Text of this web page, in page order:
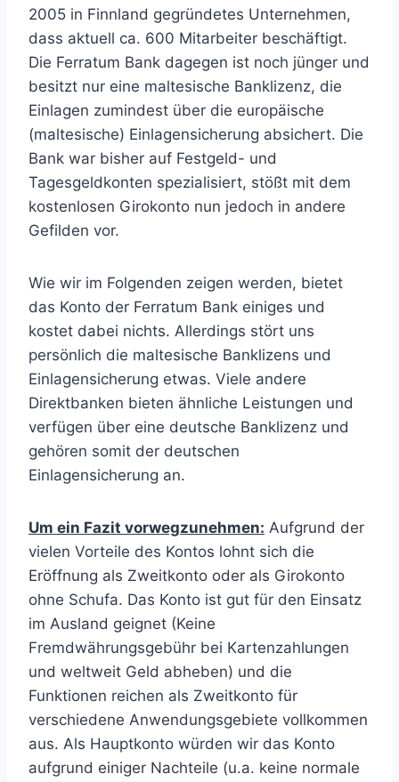
2005 in Finnland gegründetes Unternehmen,
dass aktuell ca. 600 Mitarbeiter beschäftigt.
Die Ferratum Bank dagegen ist noch jünger und
besitzt nur eine maltesische Banklizenz, die
Einlagen zumindest über die europäische
(maltesische) Einlagensicherung absichert. Die
Bank war bisher auf Festgeld- und
Tagesgeldkonten spezialisiert, stößt mit dem
kostenlosen Girokonto nun jedoch in andere
Gefilden vor.
Wie wir im Folgenden zeigen werden, bietet
das Konto der Ferratum Bank einiges und
kostet dabei nichts. Allerdings stört uns
persönlich die maltesische Banklizens und
Einlagensicherung etwas. Viele andere
Direktbanken bieten ähnliche Leistungen und
verfügen über eine deutsche Banklizenz und
gehören somit der deutschen
Einlagensicherung an.
Um ein Fazit vorwegzunehmen: Aufgrund der
vielen Vorteile des Kontos lohnt sich die
Eröffnung als Zweitkonto oder als Girokonto
ohne Schufa. Das Konto ist gut für den Einsatz
im Ausland geignet (Keine
Fremdwährungsgebühr bei Kartenzahlungen
und weltweit Geld abheben) und die
Funktionen reichen als Zweitkonto für
verschiedene Anwendungsgebiete vollkommen
aus. Als Hauptkonto würden wir das Konto
aufgrund einiger Nachteile (u.a. keine normale